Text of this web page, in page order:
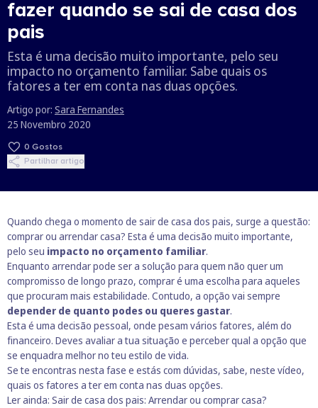
fazer quando se sai de casa dos
pais
Esta é uma decisão muito importante, pelo seu
impacto no orçamento familiar. Sabe quais os
fatores a ter em conta nas duas opções.
Artigo por: Sara Fernandes
25 Novembro 2020
0 Gostos
Partilhar artigo
Quando chega o momento de sair de casa dos pais, surge a questão:
comprar ou arrendar casa? Esta é uma decisão muito importante,
pelo seu impacto no orçamento familiar.
Enquanto arrendar pode ser a solução para quem não quer um
compromisso de longo prazo, comprar é uma escolha para aqueles
que procuram mais estabilidade. Contudo, a opção vai sempre
depender de quanto podes ou queres gastar.
Esta é uma decisão pessoal, onde pesam vários fatores, além do
financeiro. Deves avaliar a tua situação e perceber qual a opção que
se enquadra melhor no teu estilo de vida.
Se te encontras nesta fase e estás com dúvidas, sabe, neste vídeo,
quais os fatores a ter em conta nas duas opções.
Ler ainda: Sair de casa dos pais: Arrendar ou comprar casa?